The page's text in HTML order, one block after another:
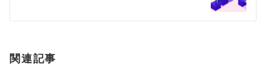
ン
関連記事